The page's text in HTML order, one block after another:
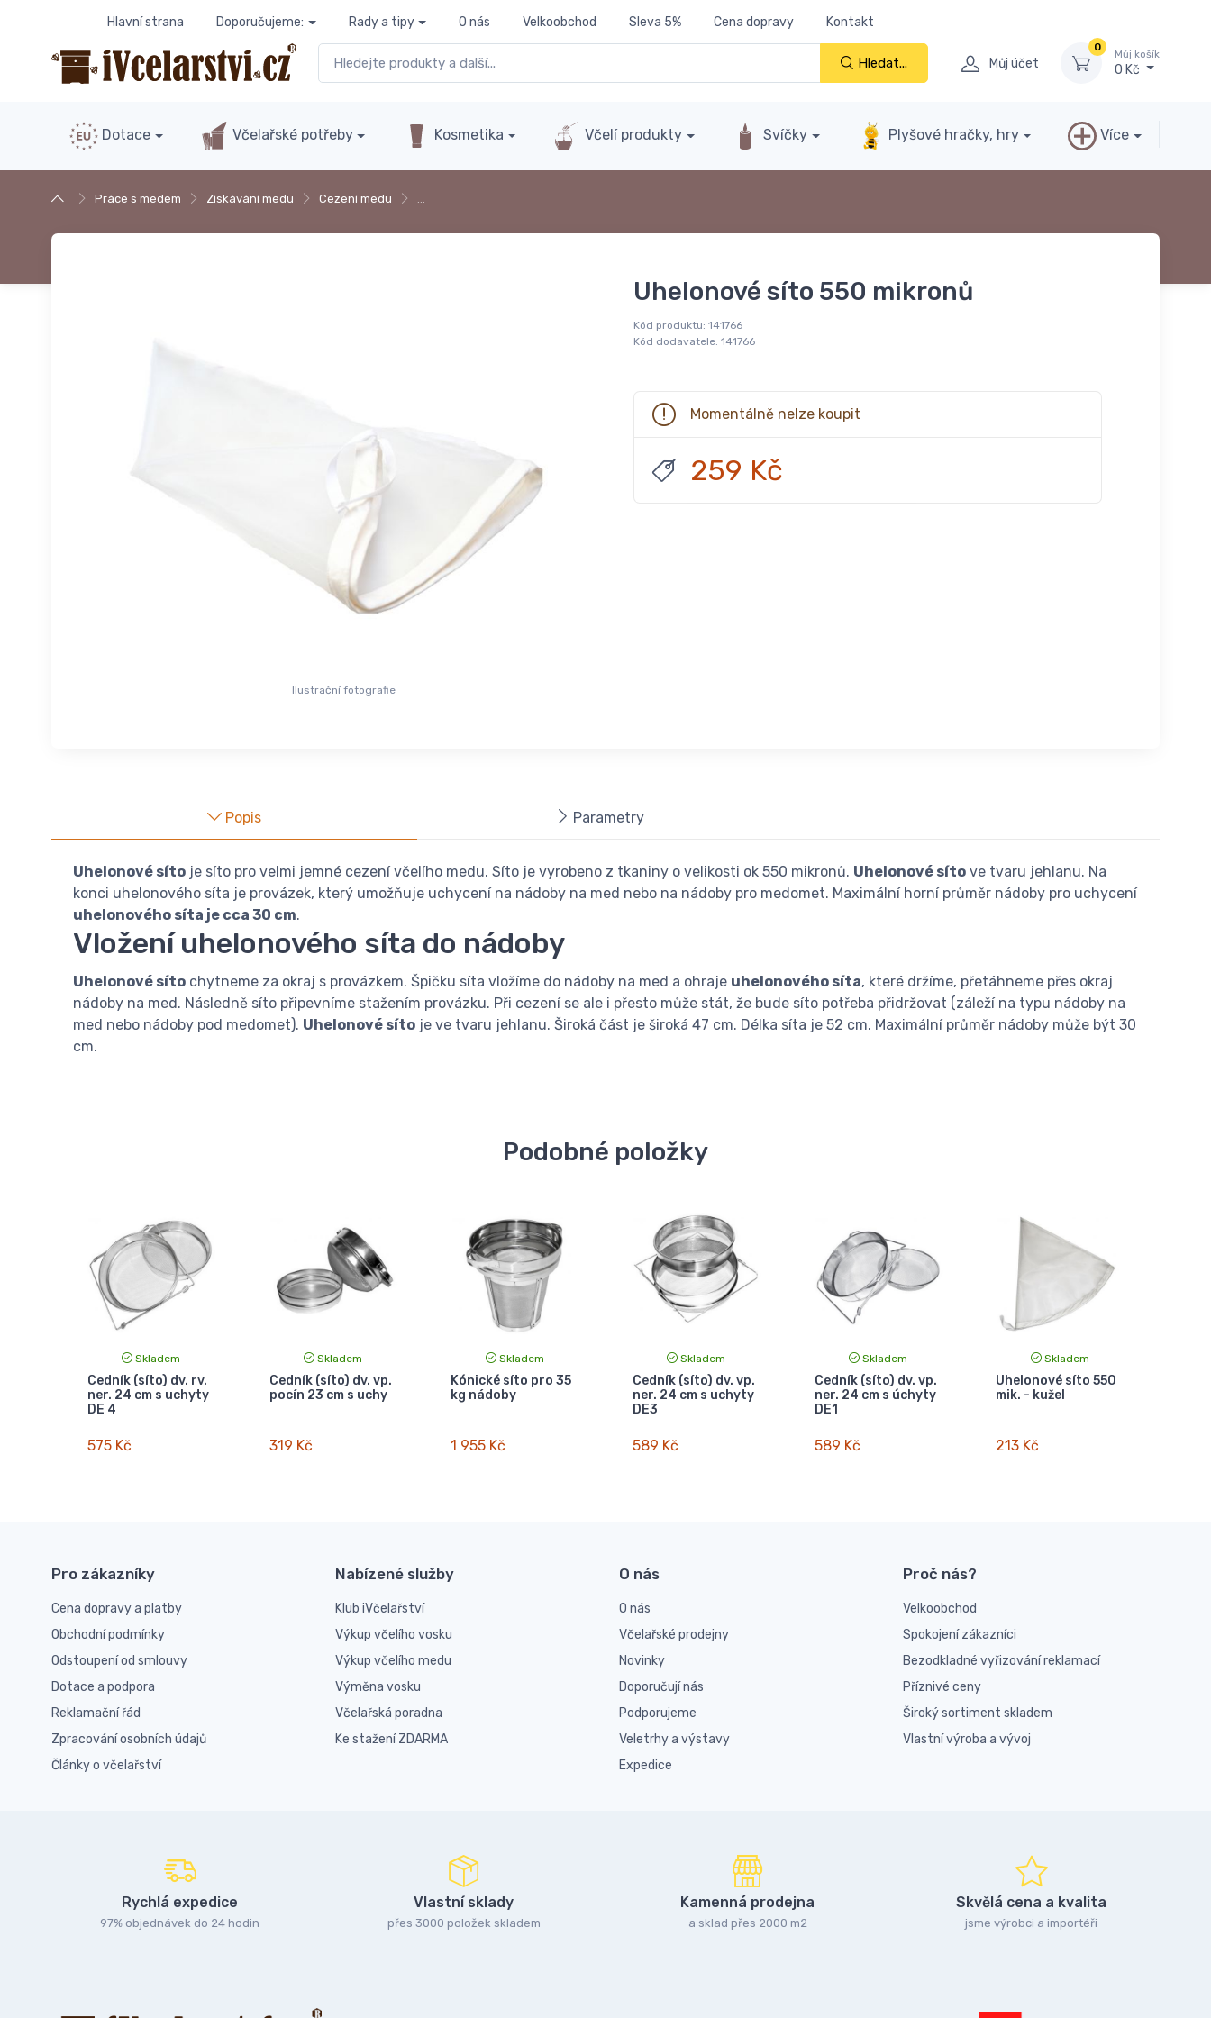
Hlavní strana Doporučujeme: Rady a tipy O nás Velkoobchod Sleva 5% Cena dopravy Kontakt
Hledat... Můj účet
0
Můj košík
0 Kč
Dotace Včelařské potřeby Kosmetika Včelí produkty Svíčky Plyšové hračky, hry Více
Práce s medem Získávání medu Cezení medu …
Ilustrační fotografie
Uhelonové síto 550 mikronů
Kód produktu: 141766
Kód dodavatele: 141766
Momentálně nelze koupit
259 Kč
Popis Parametry
Uhelonové síto je síto pro velmi jemné cezení včelího medu. Síto je vyrobeno z tkaniny o velikosti ok 550 mikronů. Uhelonové síto ve tvaru jehlanu. Na
konci uhelonového síta je provázek, který umožňuje uchycení na nádoby na med nebo na nádoby pro medomet. Maximální horní průměr nádoby pro uchycení
uhelonového síta je cca 30 cm.
Vložení uhelonového síta do nádoby
Uhelonové síto chytneme za okraj s provázkem. Špičku síta vložíme do nádoby na med a ohraje uhelonového síta, které držíme, přetáhneme přes okraj
nádoby na med. Následně síto připevníme stažením provázku. Při cezení se ale i přesto může stát, že bude síto potřeba přidržovat (záleží na typu nádoby na
med nebo nádoby pod medomet). Uhelonové síto je ve tvaru jehlanu. Široká část je široká 47 cm. Délka síta je 52 cm. Maximální průměr nádoby může být 30
cm.
Podobné položky
Skladem
Cedník (síto) dv. rv.
ner. 24 cm s uchyty
DE 4
575 Kč
Skladem
Cedník (síto) dv. vp.
pocín 23 cm s uchy
319 Kč
Skladem
Kónické síto pro 35
kg nádoby
1 955 Kč
Skladem
Cedník (síto) dv. vp.
ner. 24 cm s uchyty
DE3
589 Kč
Skladem
Cedník (síto) dv. vp.
ner. 24 cm s úchyty
DE1
589 Kč
Skladem
Uhelonové síto 550
mik. - kužel
213 Kč
Pro zákazníky
Cena dopravy a platby
Obchodní podmínky
Odstoupení od smlouvy
Dotace a podpora
Reklamační řád
Zpracování osobních údajů
Články o včelařství
Nabízené služby
Klub iVčelařství
Výkup včelího vosku
Výkup včelího medu
Výměna vosku
Včelařská poradna
Ke stažení ZDARMA
O nás
O nás
Včelařské prodejny
Novinky
Doporučují nás
Podporujeme
Veletrhy a výstavy
Expedice
Proč nás?
Velkoobchod
Spokojení zákazníci
Bezodkladné vyřizování reklamací
Příznivé ceny
Široký sortiment skladem
Vlastní výroba a vývoj
Rychlá expedice
97% objednávek do 24 hodin
Vlastní sklady
přes 3000 položek skladem
Kamenná prodejna
a sklad přes 2000 m2
Skvělá cena a kvalita
jsme výrobci a importéři